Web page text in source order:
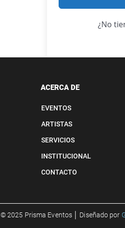
¿No
ACERCA DE
EVENTOS
ARTISTAS
SERVICIOS
INSTITUCIONAL
CONTACTO
© 2025 Prisma Eventos Diseñado por